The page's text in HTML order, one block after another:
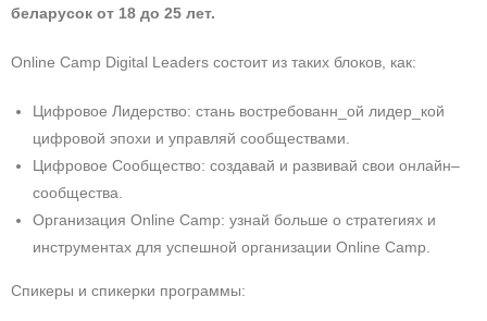
беларусок от 18 до 25 лет.
Online Camp Digital Leaders состоит из таких блоков, как:
Цифровое Лидерство: cтань востребованн_ой лидер_кой
цифровой эпохи и управляй сообществами.
Цифровое Сообщество: создавай и развивай свои онлайн–
сообщества.
Организация Online Camp: узнай больше о стратегиях и
инструментах для успешной организации Online Camp.
Спикеры и спикерки программы: